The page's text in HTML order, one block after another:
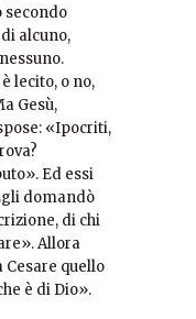
secondo
alcuno,
lecito, o no,
Gesù,
«Ipocriti,
Ed essi
domandò
di chi
Allora
Cesare quello
è di Dio».